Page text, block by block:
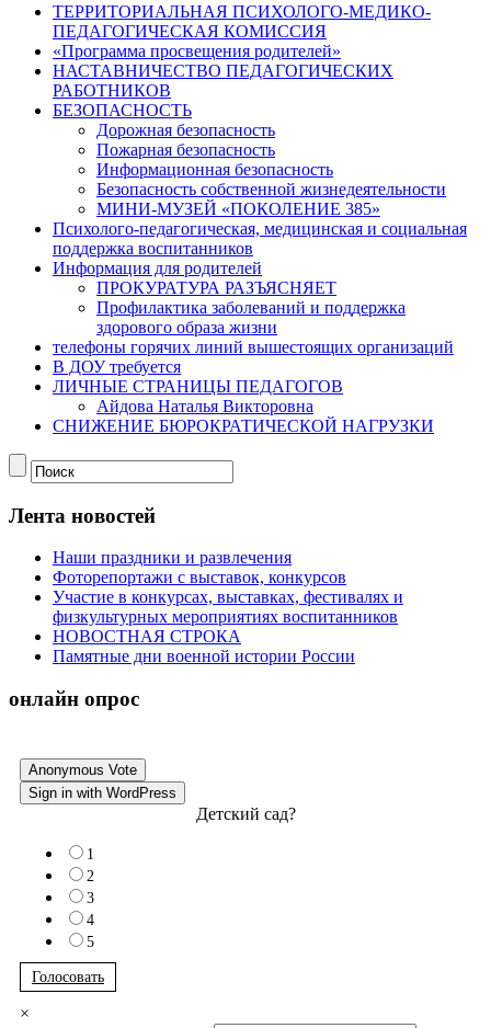
ТЕРРИТОРИАЛЬНАЯ ПСИХОЛОГО-МЕДИКО-
ПЕДАГОГИЧЕСКАЯ КОМИССИЯ
«Программа просвещения родителей»
НАСТАВНИЧЕСТВО ПЕДАГОГИЧЕСКИХ
РАБОТНИКОВ
БЕЗОПАСНОСТЬ
Дорожная безопасность
Пожарная безопасность
Информационная безопасность
Безопасность собственной жизнедеятельности
МИНИ-МУЗЕЙ «ПОКОЛЕНИЕ 385»
Психолого-педагогическая, медицинская и социальная
поддержка воспитанников
Информация для родителей
ПРОКУРАТУРА РАЗЪЯСНЯЕТ
Профилактика заболеваний и поддержка
здорового образа жизни
телефоны горячих линий вышестоящих организаций
В ДОУ требуется
ЛИЧНЫЕ СТРАНИЦЫ ПЕДАГОГОВ
Айдова Наталья Викторовна
СНИЖЕНИЕ БЮРОКРАТИЧЕСКОЙ НАГРУЗКИ
Лента новостей
Наши праздники и развлечения
Фоторепортажи с выставок, конкурсов
Участие в конкурсах, выставках, фестивалях и
физкультурных мероприятиях воспитанников
НОВОСТНАЯ СТРОКА
Памятные дни военной истории России
онлайн опрос
Anonymous Vote
Sign in with WordPress
Детский сад?
1
2
3
4
5
Голосовать
×